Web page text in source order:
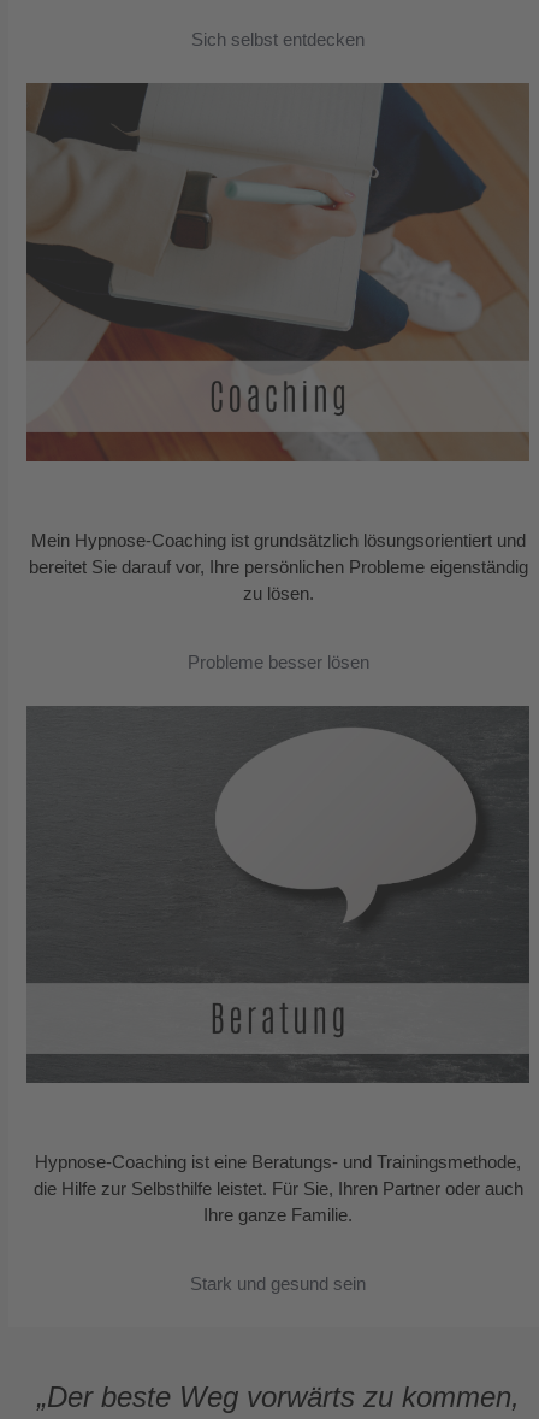
Sich selbst entdecken
Mein Hypnose-Coaching ist grundsätzlich lösungsorientiert und
bereitet Sie darauf vor, Ihre persönlichen Probleme eigenständig
zu lösen.
Probleme besser lösen
Hypnose-Coaching ist eine Beratungs- und Trainingsmethode,
die Hilfe zur Selbsthilfe leistet. Für Sie, Ihren Partner oder auch
Ihre ganze Familie.
Stark und gesund sein
„Der beste Weg vorwärts zu kommen,